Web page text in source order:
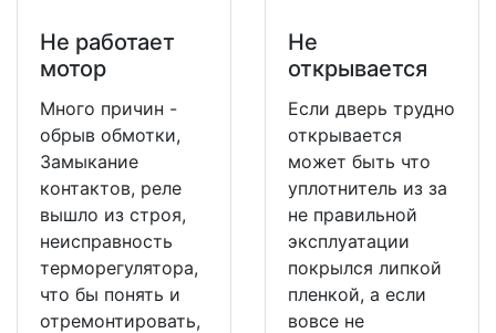
Не работает
мотор
Много причин -
обрыв обмотки,
Замыкание
контактов, реле
вышло из строя,
неисправность
терморегулятора,
что бы понять и
отремонтировать,
Не
открывается
Если дверь трудно
открывается
может быть что
уплотнитель из за
не правильной
эксплуатации
покрылся липкой
пленкой, а если
вовсе не